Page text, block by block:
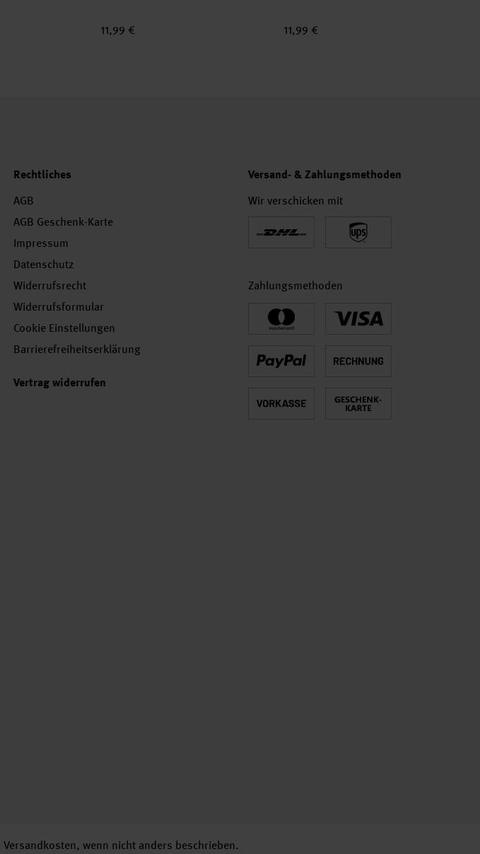
11,99 € 11,99 €
Rechtliches
AGB
AGB Geschenk-Karte
Impressum
Datenschutz
Widerrufsrecht
Widerrufsformular
Cookie Einstellungen
Barrierefreiheitserklärung
Vertrag widerrufen
Versand- & Zahlungsmethoden
Wir verschicken mit
Zahlungsmethoden
Versandkosten, wenn nicht anders beschrieben.